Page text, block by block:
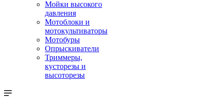
Мойки высокого
давления
Мотоблоки и
мотокультиваторы
Мотобуры
Опрыскиватели
Триммеры,
кусторезы и
высоторезы